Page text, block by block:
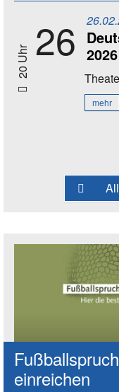
20 Uhr 26 2026
mehr
einreichen